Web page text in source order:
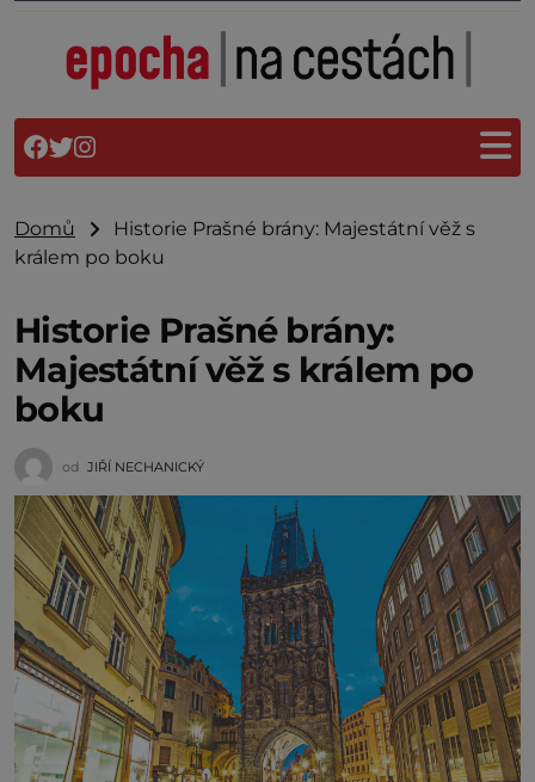
Domů
Historie Prašné brány: Majestátní věž s
králem po boku
Historie Prašné brány:
Majestátní věž s králem po
boku
od JIŘÍ NECHANICKÝ